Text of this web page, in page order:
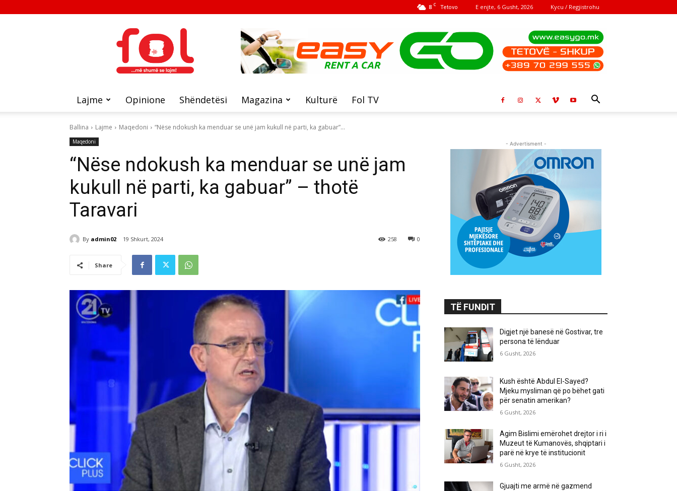
8 C Tetovo E enjte, 6 Gusht, 2026 Kycu / Regjistrohu
FOL
Lajme Opinione Shëndetësi Magazina Kulturë Fol TV
Ballina Lajme Maqedoni “Nëse ndokush ka menduar se unë jam kukull në parti, ka gabuar”...
Maqedoni
“Nëse ndokush ka menduar se unë jam
kukull në parti, ka gabuar” – thotë
Taravari
By admin02 19 Shkurt, 2024 0
258
Share
- Advertisment -
TË FUNDIT
Digjet një banesë në Gostivar, tre
persona të lënduar
6 Gusht, 2026
Kush është Abdul El-Sayed?
Mjeku mysliman që po bëhet gati
për senatin amerikan?
6 Gusht, 2026
Agim Bislimi emërohet drejtor i ri i
Muzeut të Kumanovës, shqiptari i
parë në krye të institucionit
6 Gusht, 2026
Gjuajti me armë në gazmend